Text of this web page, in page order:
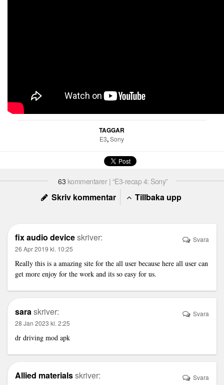
TAGGAR
E3,Sony
63 kommentarer | “E3-recap 4: Sony”
Skriv kommentar Tillbaka upp
fix audio deviceskriver:
26 Apr 2019 kl. 10:25
Really this is a amazing site for the all user because here all user can
get more enjoy for the work and its so easy for us.
Svara
saraskriver:
28 Jan 2023 kl. 2:25
dr driving mod apk
Svara
Allied materialsskriver: Svara